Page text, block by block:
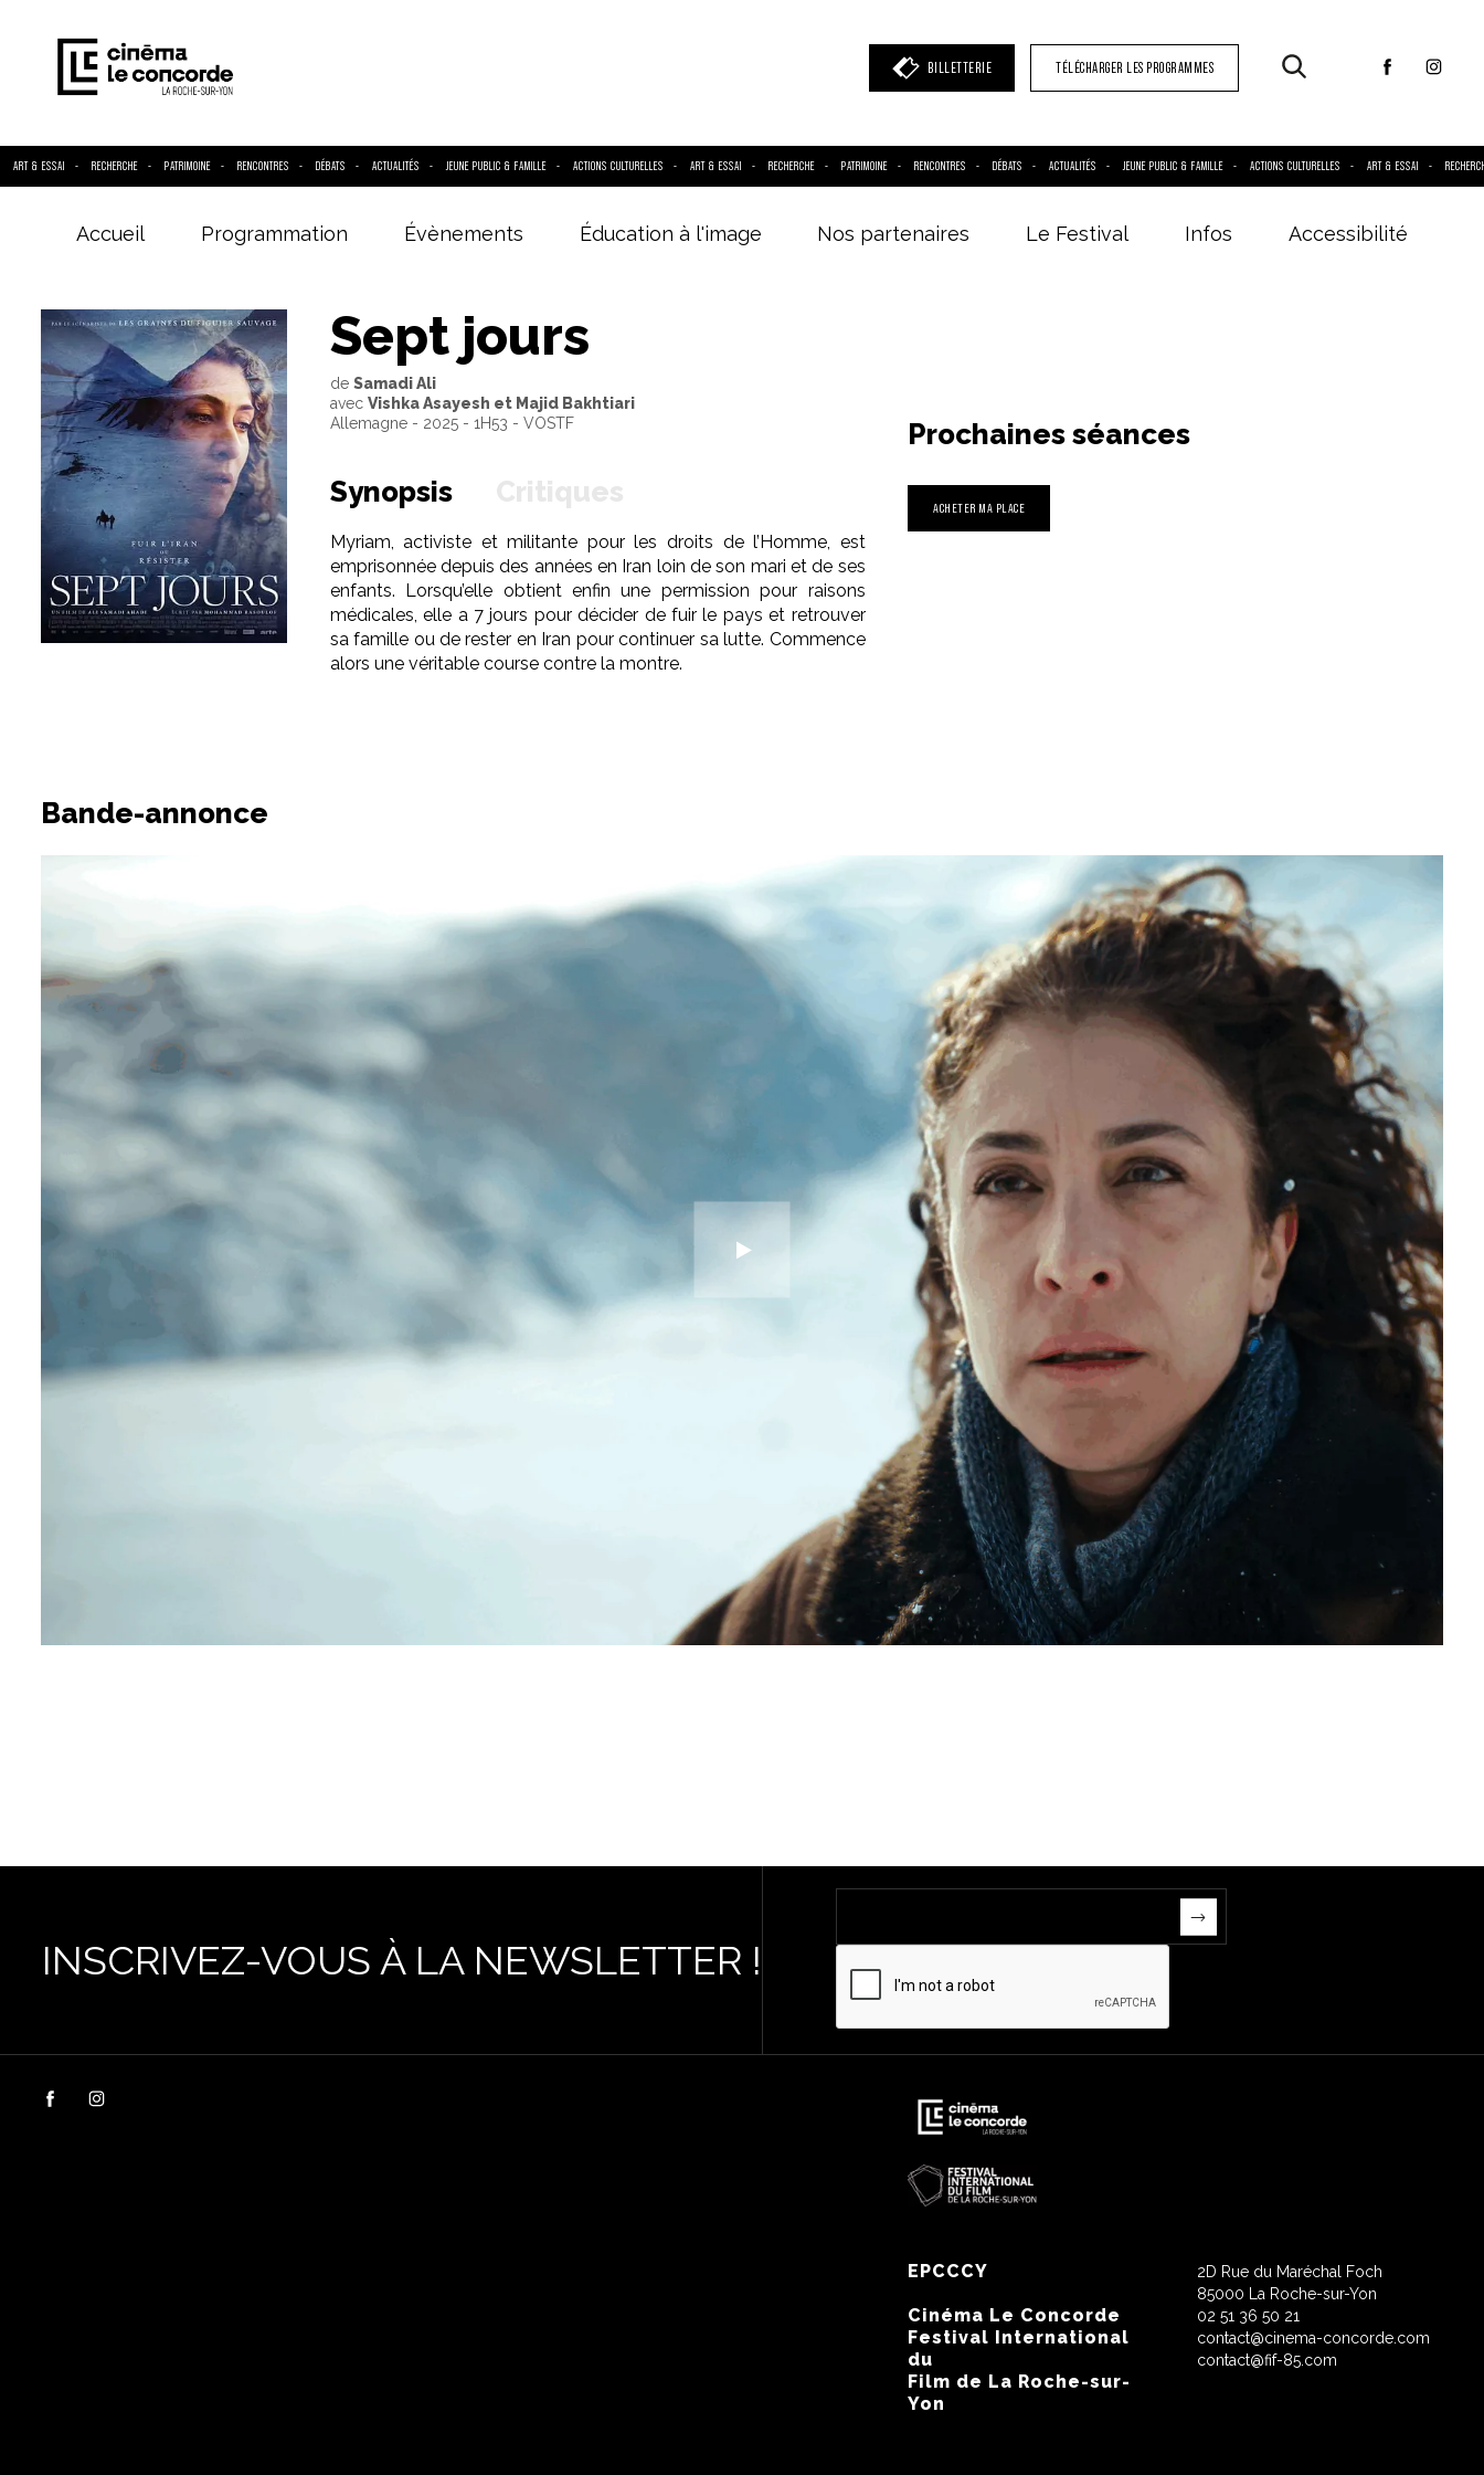
BILLETTERIE TÉLÉCHARGER LES PROGRAMMES
ART & ESSAI RECHERCHE PATRIMOINE RENCONTRES DÉBATS ACTUALITÉS JEUNE PUBLIC & FAMILLE ACTIONS CULTURELLES ART & ESSAI RECHERCHE PATRIMOINE RENCONTRES DÉBATS ACTUALITÉS JEUNE PUBLIC & FAMILLE ACTIONS CULTURELLES ART & ESSAI
Accueil Programmation Évènements Éducation à l'image Nos partenaires Le Festival Infos Accessibilité
Sept jours
de Samadi Ali
avec Vishka Asayesh et Majid Bakhtiari
Allemagne - 2025 - 1H53 - VOSTF
Synopsis
Myriam, activiste et militante pour les droits de l’Homme, est
emprisonnée depuis des années en Iran loin de son mari et de ses
enfants. Lorsqu’elle obtient enfin une permission pour raisons
médicales, elle a 7 jours pour décider de fuir le pays et retrouver
sa famille ou de rester en Iran pour continuer sa lutte. Commence
alors une véritable course contre la montre.
Prochaines séances
ACHETER MA PLACE
Bande-annonce
INSCRIVEZ-VOUS À LA NEWSLETTER !
EPCCCY
Cinéma Le Concorde
Festival International
du
Film de La Roche-sur-
Yon
2D Rue du Maréchal Foch
85000 La Roche-sur-Yon
02 51 36 50 21
contact@cinema-concorde.com
contact@fif-85.com